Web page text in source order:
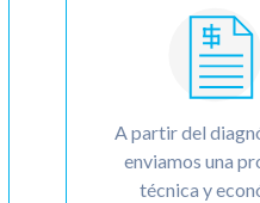
A partir del
enviamos una
técnica y